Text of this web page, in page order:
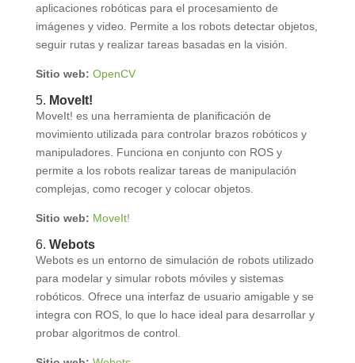
aplicaciones robóticas para el procesamiento de
imágenes y video. Permite a los robots detectar objetos,
seguir rutas y realizar tareas basadas en la visión.
Sitio web: OpenCV
5. MoveIt!
MoveIt! es una herramienta de planificación de
movimiento utilizada para controlar brazos robóticos y
manipuladores. Funciona en conjunto con ROS y
permite a los robots realizar tareas de manipulación
complejas, como recoger y colocar objetos.
Sitio web: MoveIt!
6. Webots
Webots es un entorno de simulación de robots utilizado
para modelar y simular robots móviles y sistemas
robóticos. Ofrece una interfaz de usuario amigable y se
integra con ROS, lo que lo hace ideal para desarrollar y
probar algoritmos de control.